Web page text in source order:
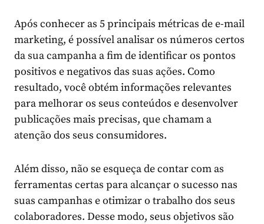
Após conhecer as 5 principais métricas de e-mail
marketing, é possível analisar os números certos
da sua campanha a fim de identificar os pontos
positivos e negativos das suas ações. Como
resultado, você obtém informações relevantes
para melhorar os seus conteúdos e desenvolver
publicações mais precisas, que chamam a
atenção dos seus consumidores.
Além disso, não se esqueça de contar com as
ferramentas certas para alcançar o sucesso nas
suas campanhas e otimizar o trabalho dos seus
colaboradores. Desse modo, seus objetivos são